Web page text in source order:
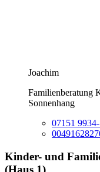
Joachim
Familienberatung
Sonnenhang
07151
Kinder- und
(Haus 1)